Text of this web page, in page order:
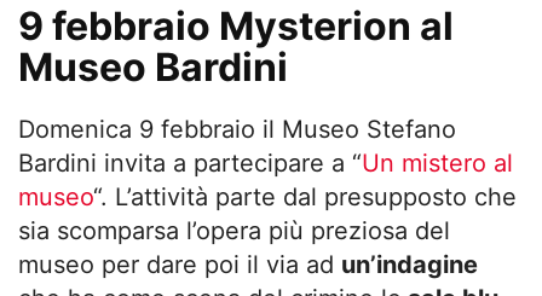
9 febbraio Mysterion al
Museo Bardini
Domenica 9 febbraio il Museo Stefano
Bardini invita a partecipare a “Un mistero al
museo“. L’attività parte dal presupposto che
sia scomparsa l’opera più preziosa del
museo per dare poi il via ad un’indagine